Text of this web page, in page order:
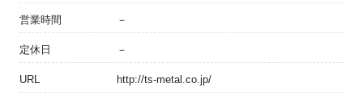
営業時間 －
定休日 －
URL http://ts-metal.co.jp/